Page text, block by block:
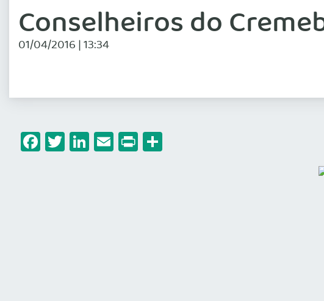
Conselheiros do
01/04/2016 | 13:34
Facebook
Twitter
LinkedIn
Email
Print